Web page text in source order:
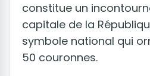
constitue un
capitale de la
symbole national qui
50 couronnes.